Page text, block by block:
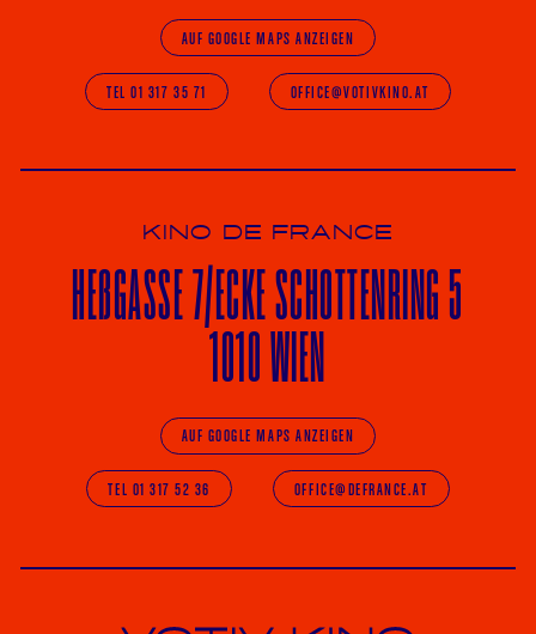
AUF GOOGLE MAPS ANZEIGEN
TEL 01 317 35 71 OFFICE@VOTIVKINO.AT
KINO DE FRANCE
HEßGASSE 7/ECKESCHOTTENRING 5
1010 WIEN
AUF GOOGLE MAPS ANZEIGEN
TEL 01 317 52 36 OFFICE@DEFRANCE.AT